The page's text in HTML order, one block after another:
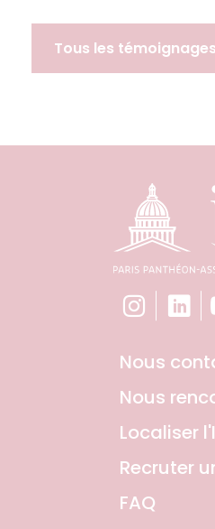
Tous les
Nous
Nous
Localiser
Recruter
FAQ